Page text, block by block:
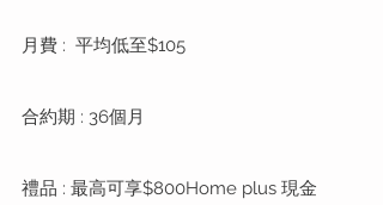
月費 :  平均低至$105
合約期 : 36個月
禮品 : 最高可享$800Home plus 現金